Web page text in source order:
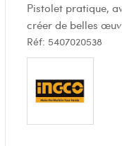
Pistolet pratique,
créer de belles
Réf: 5407020538